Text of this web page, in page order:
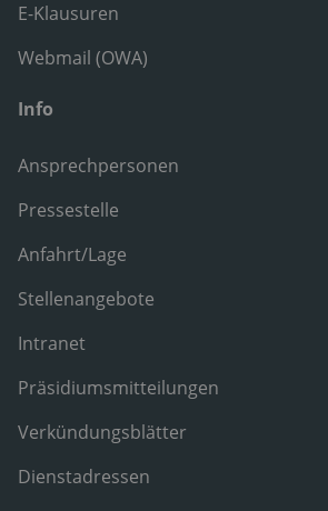
E-Klausuren
Webmail (OWA)
Info
Ansprechpersonen
Pressestelle
Anfahrt/Lage
Stellenangebote
Intranet
Präsidiumsmitteilungen
Verkündungsblätter
Dienstadressen